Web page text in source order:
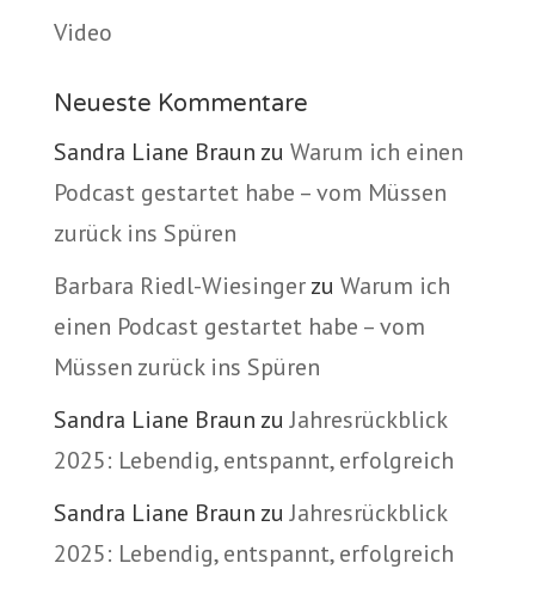
Video
Neueste Kommentare
Sandra Liane Braun zu Warum ich einen
Podcast gestartet habe – vom Müssen
zurück ins Spüren
Barbara Riedl-Wiesingerzu Warum ich
einen Podcast gestartet habe – vom
Müssen zurück ins Spüren
Sandra Liane Braun zuJahresrückblick
2025: Lebendig, entspannt, erfolgreich
Sandra Liane Braun zuJahresrückblick
2025: Lebendig, entspannt, erfolgreich